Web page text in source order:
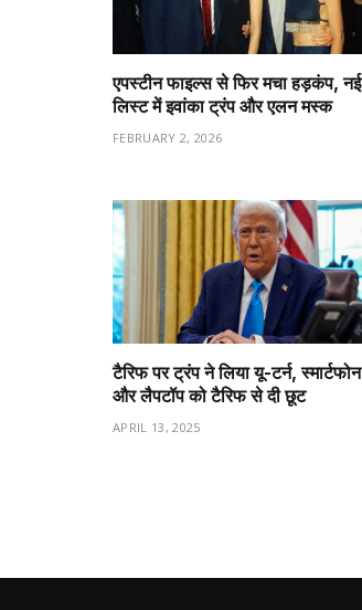
एपस्टीन फाइल्स से फिर मचा हड़कंप, नई
लिस्ट में इवांका ट्रंप और एलन मस्क
FEBRUARY 2, 2026
टैरिफ पर ट्रंप ने लिया यू-टर्न, स्मार्टफोन
और लैपटॉप को टैरिफ से दी छूट
APRIL 13, 2025